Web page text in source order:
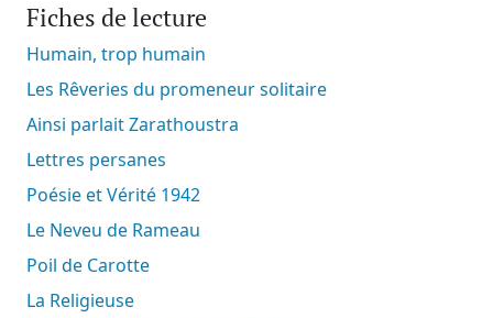
Fiches de lecture
Humain, trop humain
Les Rêveries du promeneur solitaire
Ainsi parlait Zarathoustra
Lettres persanes
Poésie et Vérité 1942
Le Neveu de Rameau
Poil de Carotte
La Religieuse